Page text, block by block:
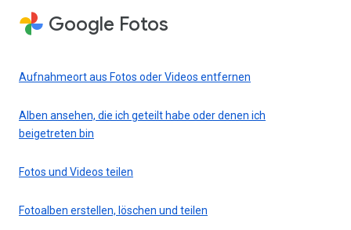
Google Fotos
Aufnahmeort aus Fotos oder Videos entfernen
Alben ansehen, die ich geteilt habe oder denen ich
beigetreten bin
Fotos und Videos teilen
Fotoalben erstellen, löschen und teilen